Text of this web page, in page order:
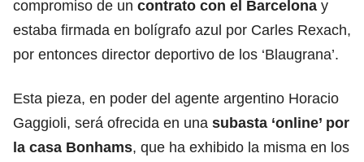
compromiso de un contrato con el Barcelona y
estaba firmada en bolígrafo azul por Carles Rexach,
por entonces director deportivo de los ‘Blaugrana’.
Esta pieza, en poder del agente argentino Horacio
Gaggioli, será ofrecida en una subasta ‘online’ por
la casa Bonhams, que ha exhibido la misma en los